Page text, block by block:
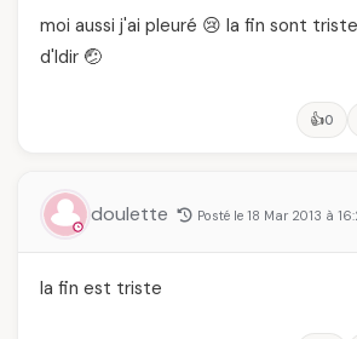
moi aussi j'ai pleuré 😢 la fin sont
d'Idir 🤕
👍0
doulette Posté le 18 Mar 2013 à
la fin est triste